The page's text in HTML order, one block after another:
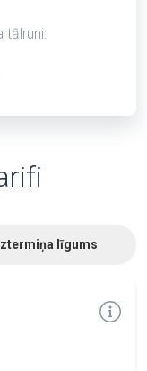
tālruni:
līgums